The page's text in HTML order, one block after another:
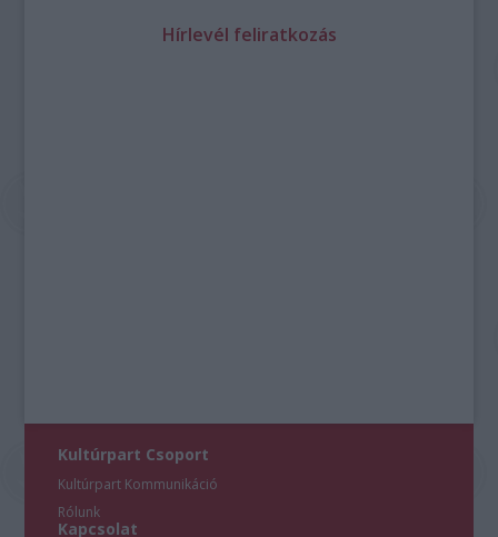
Hírlevél feliratkozás
Kultúrpart Csoport
Kultúrpart Kommunikáció
Rólunk
Kapcsolat